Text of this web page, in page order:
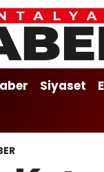
Siyaset